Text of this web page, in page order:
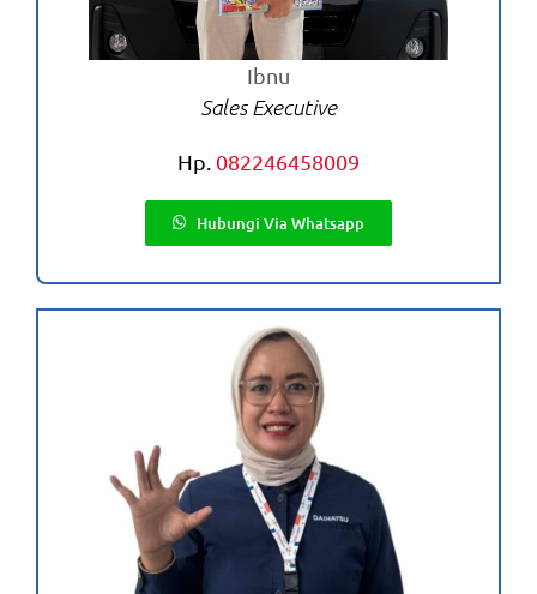
Ibnu
Sales Executive
Hp. 082246458009
Hubungi Via Whatsapp